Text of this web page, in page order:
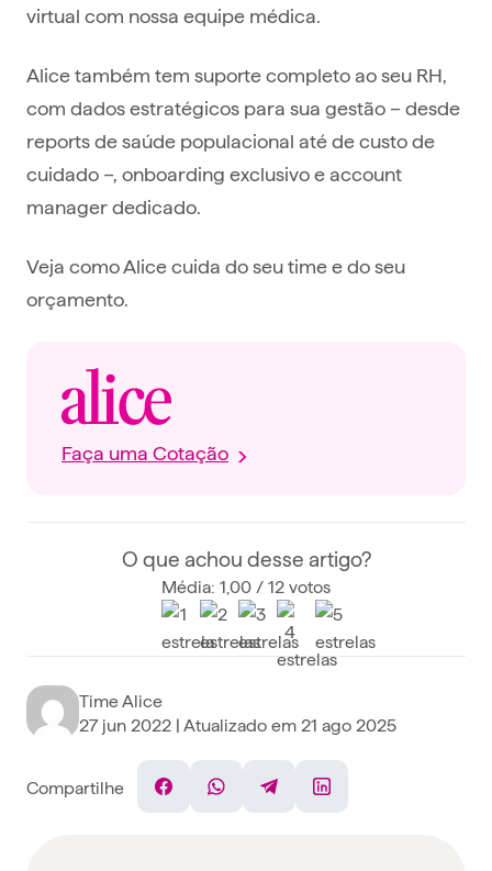
virtual com nossa equipe médica.
Alice também tem suporte completo ao seu RH,
com dados estratégicos para sua gestão – desde
reports de saúde populacional até de custo de
cuidado –, onboarding exclusivo e account
manager dedicado.
Veja como Alice cuida do seu time e do seu
orçamento.
Faça uma Cotação
O que achou desse artigo?
Média: 1,00 / 12 votos
Time Alice
27 jun 2022 | Atualizado em 21 ago 2025
Compartilhe
FacebookWhatsAppTelegramLinkedin